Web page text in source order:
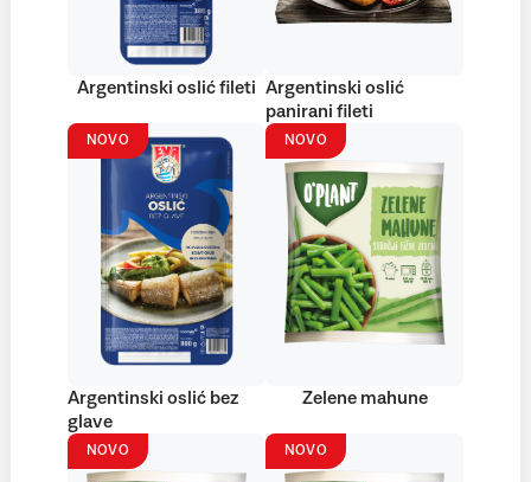
Argentinski oslić fileti Argentinski oslić
panirani fileti
NOVO
Argentinski oslić bez
glave
NOVO
Zelene mahune
NOVO NOVO